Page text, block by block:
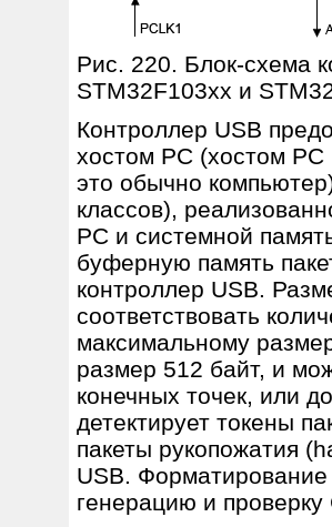
Рис. 220. Блок-схема
STM32F103xx и
Контроллер USB
хостом PC (хостом
это обычно
классов),
PC и системной
буферную память
контроллер USB.
соответствовать
максимальному
размер 512 байт, и
конечных точек, или
детектирует токены
пакеты рукопожатия
USB. Форматирование
генерацию и проверку